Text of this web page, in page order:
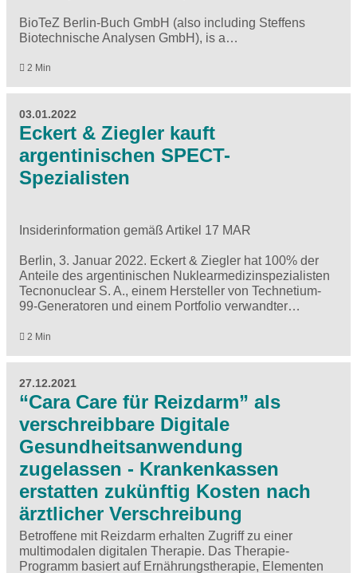
BioTeZ Berlin-Buch GmbH (also including Steffens
Biotechnische Analysen GmbH), is a…
2 Min
03.01.2022
​​​​​​​Eckert & Ziegler kauft
argentinischen SPECT-
Spezialisten
Insiderinformation gemäß Artikel 17 MAR
Berlin, 3. Januar 2022. Eckert & Ziegler hat 100% der
Anteile des argentinischen Nuklearmedizinspezialisten
Tecnonuclear S. A., einem Hersteller von Technetium-
99-Generatoren und einem Portfolio verwandter…
2 Min
27.12.2021
“Cara Care für Reizdarm” als
verschreibbare Digitale
Gesundheitsanwendung
zugelassen - Krankenkassen
erstatten zukünftig Kosten nach
ärztlicher Verschreibung
Betroffene mit Reizdarm erhalten Zugriff zu einer
multimodalen digitalen Therapie. Das Therapie-
Programm basiert auf Ernährungstherapie, Elementen